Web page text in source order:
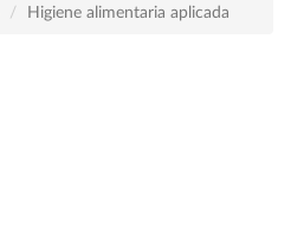
Higiene alimentaria aplicada